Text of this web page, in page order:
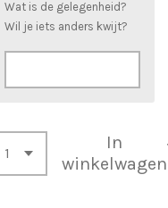
Wat is de gelegenheid?
Wil je iets anders kwijt?
In
winkelwagen